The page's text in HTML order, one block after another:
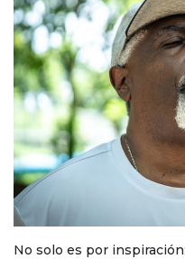
No solo es por